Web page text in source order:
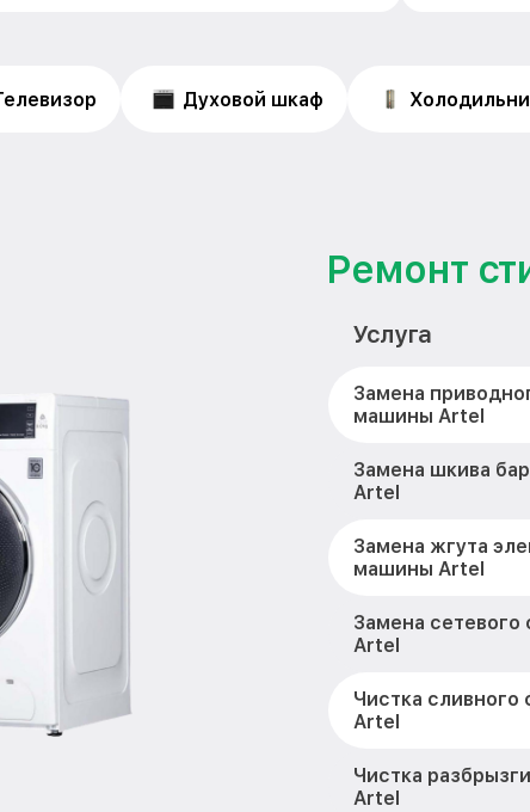
Духовой шкаф
Ремонт
Услуга
Замена
машины Artel
Замена шкива
Artel
Замена жгута
машины Artel
Замена
Artel
Чистка
Artel
Чистка
Artel